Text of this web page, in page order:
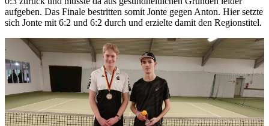
aufgeben. Das Finale bestritten somit Jonte gegen Anton. Hier setzte
sich Jonte mit 6:2 und 6:2 durch und erzielte damit den Regionstitel.